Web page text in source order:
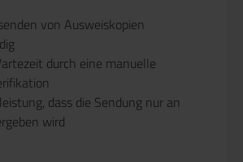
von Ausweiskopien
durch eine manuelle
dass die Sendung nur an
wird